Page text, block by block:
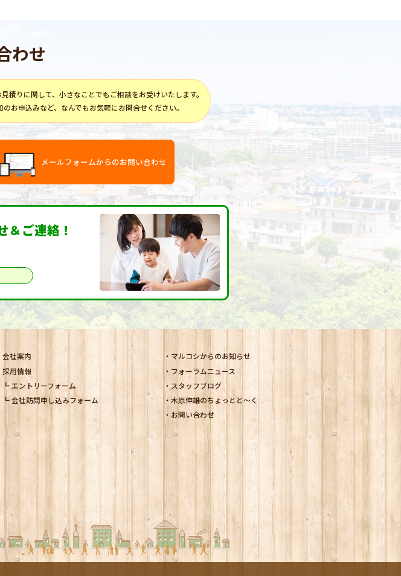
わせ
積りに関して、小さなことでもご相談をお受けいたします。
お申込みなど、なんでもお気軽にお問合せください。
メールフォームからのお問い合わせ
＆ご連絡！
会社案内
採用情報
エントリーフォーム
会社訪問申し込みフォーム
マルコシからのお知らせ
フォーラムニュース
スタッフブログ
木原伸雄のちょっとと～く
お問い合わせ